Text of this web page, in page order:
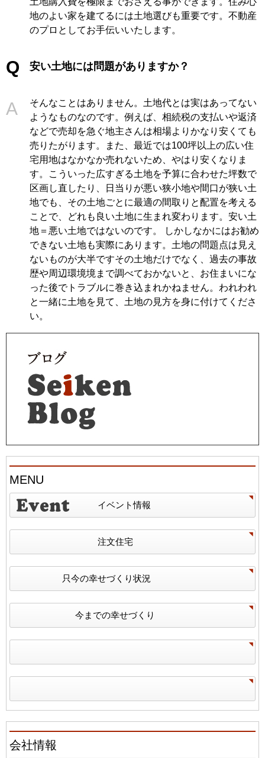
地のよい家を建てるには土地選びも重要です。不動産
のプロとしてお手伝いいたします。
安い土地には問題がありますか？
そんなことはありません。土地代とは実はあってない
ようなものなのです。例えば、相続税の支払いや返済
などで売却を急ぐ地主さんは相場よりかなり安くても
売りたがります。また、最近では100坪以上の広い住
宅用地はなかなか売れないため、やはり安くなりま
す。こういった広すぎる土地を予算に合わせた坪数で
区画し直したり、日当りが悪い狭小地や間口が狭い土
地でも、その土地ごとに最適の間取りと配置を考える
ことで、どれも良い土地に生まれ変わります。安い土
地＝悪い土地ではないのです。 しかしなかにはお勧め
できない土地も実際にあります。土地の問題点は見え
ないものが大半ですその土地だけでなく、過去の事故
歴や周辺環境境まで調べておかないと、お住まいにな
った後でトラブルに巻き込まれかねません。われわれ
と一緒に土地を見て、土地の見方を身に付けてくださ
い。
MENU
イベント情報
注文住宅
只今の幸せづくり状況
今までの幸せづくり
会社情報